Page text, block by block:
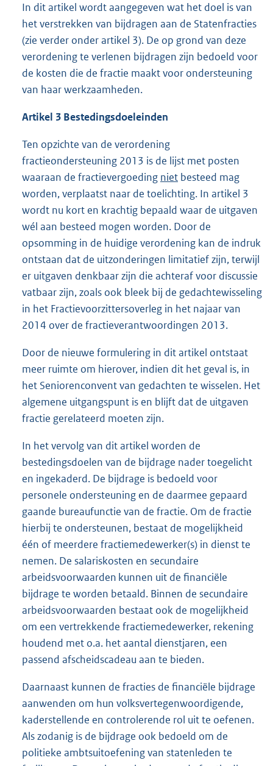
In dit artikel wordt aangegeven wat het doel is van
het verstrekken van bijdragen aan de Statenfracties
(zie verder onder artikel 3). De op grond van deze
verordening te verlenen bijdragen zijn bedoeld voor
de kosten die de fractie maakt voor ondersteuning
van haar werkzaamheden.
Artikel 3 Bestedingsdoeleinden
Ten opzichte van de verordening
fractieondersteuning 2013 is de lijst met posten
waaraan de fractievergoeding niet besteed mag
worden, verplaatst naar de toelichting. In artikel 3
wordt nu kort en krachtig bepaald waar de uitgaven
wél aan besteed mogen worden. Door de
opsomming in de huidige verordening kan de indruk
ontstaan dat de uitzonderingen limitatief zijn, terwijl
er uitgaven denkbaar zijn die achteraf voor discussie
vatbaar zijn, zoals ook bleek bij de gedachtewisseling
in het Fractievoorzittersoverleg in het najaar van
2014 over de fractieverantwoordingen 2013.
Door de nieuwe formulering in dit artikel ontstaat
meer ruimte om hierover, indien dit het geval is, in
het Seniorenconvent van gedachten te wisselen. Het
algemene uitgangspunt is en blijft dat de uitgaven
fractie gerelateerd moeten zijn.
In het vervolg van dit artikel worden de
bestedingsdoelen van de bijdrage nader toegelicht
en ingekaderd. De bijdrage is bedoeld voor
personele ondersteuning en de daarmee gepaard
gaande bureaufunctie van de fractie. Om de fractie
hierbij te ondersteu­nen, bestaat de mogelijkheid
één of meerdere fractiemedewerker(s) in dienst te
nemen. De salariskosten en secundaire
arbeidsvoorwaarden kunnen uit de financiële
bijdrage te worden betaald. Binnen de secundaire
arbeidsvoorwaarden bestaat ook de mogelijkheid
om een vertrekkende fractiemedewerker, rekening
houdend met o.a. het aantal dienstjaren, een
passend afscheidscadeau aan te bieden.
Daarnaast kunnen de fracties de financiële bijdrage
aanwenden om hun volksvertegenwoordigende,
kaderstellende en con­trolerende rol uit te oefenen.
Als zodanig is de bijdrage ook bedoeld om de
politieke ambtsuitoefening van statenleden te